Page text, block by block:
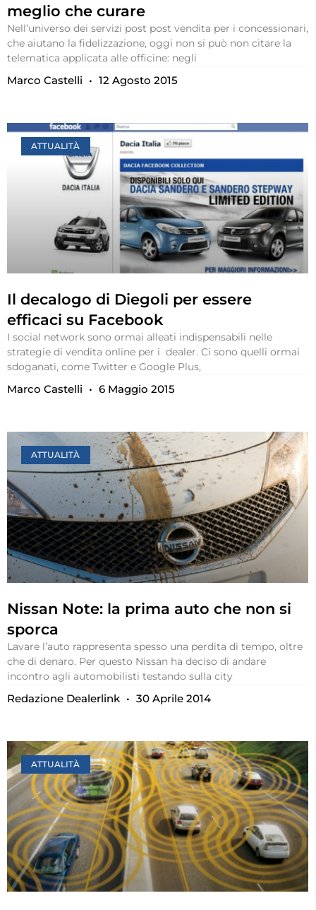
meglio che curare
Nell’universo dei servizi post post vendita per i concessionari,
che aiutano la fidelizzazione, oggi non si può non citare la
telematica applicata alle officine: negli
Marco Castelli 12 Agosto 2015
ATTUALITÀ
Il decalogo di Diegoli per essere
efficaci su Facebook
I social network sono ormai alleati indispensabili nelle
strategie di vendita online per i dealer. Ci sono quelli ormai
sdoganati, come Twitter e Google Plus,
Marco Castelli 6 Maggio 2015
ATTUALITÀ
Nissan Note: la prima auto che non si
sporca
Lavare l’auto rappresenta spesso una perdita di tempo, oltre
che di denaro. Per questo Nissan ha deciso di andare
incontro agli automobilisti testando sulla city
Redazione Dealerlink 30 Aprile 2014
ATTUALITÀ